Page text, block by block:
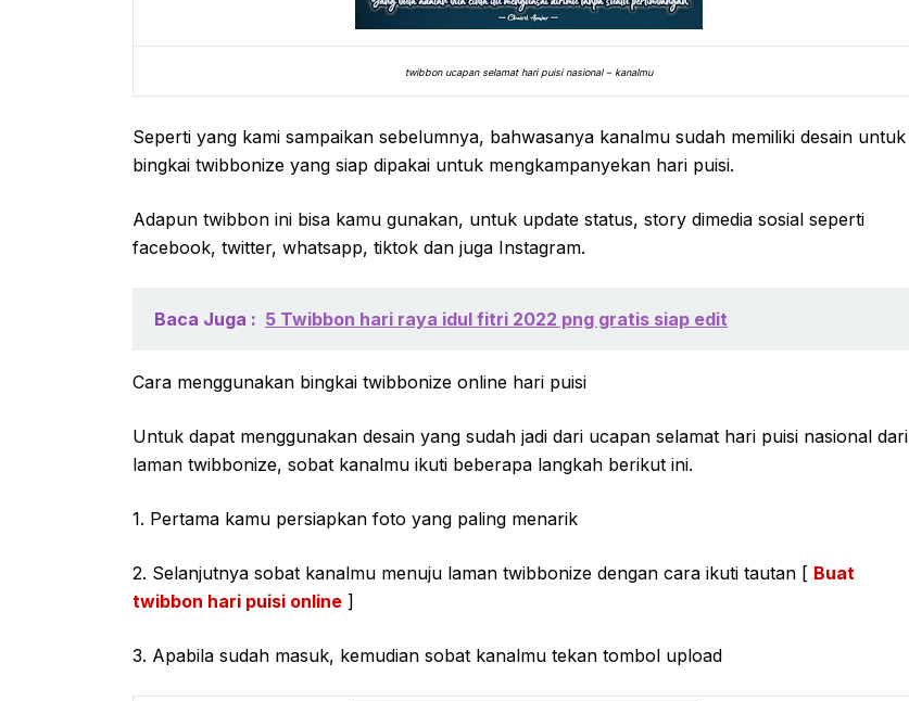
twibbon ucapan selamat hari puisi nasional – kanalmu
Seperti yang kami sampaikan sebelumnya, bahwasanya kanalmu sudah memiliki desain untuk
bingkai twibbonize yang siap dipakai untuk mengkampanyekan hari puisi.
Adapun twibbon ini bisa kamu gunakan, untuk update status, story dimedia sosial seperti
facebook, twitter, whatsapp, tiktok dan juga Instagram.
Baca Juga : 5 Twibbon hari raya idul fitri 2022 png gratis siap edit
Cara menggunakan bingkai twibbonize online hari puisi
Untuk dapat menggunakan desain yang sudah jadi dari ucapan selamat hari puisi nasional dari
laman twibbonize, sobat kanalmu ikuti beberapa langkah berikut ini.
1. Pertama kamu persiapkan foto yang paling menarik
2. Selanjutnya sobat kanalmu menuju laman twibbonize dengan cara ikuti tautan [ Buat
twibbon hari puisi online ]
3. Apabila sudah masuk, kemudian sobat kanalmu tekan tombol upload